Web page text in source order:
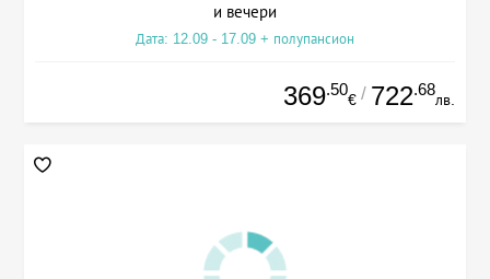
и вечери
Дата: 12.09 - 17.09 + полупансион
369.50
€ / 722.68
лв.